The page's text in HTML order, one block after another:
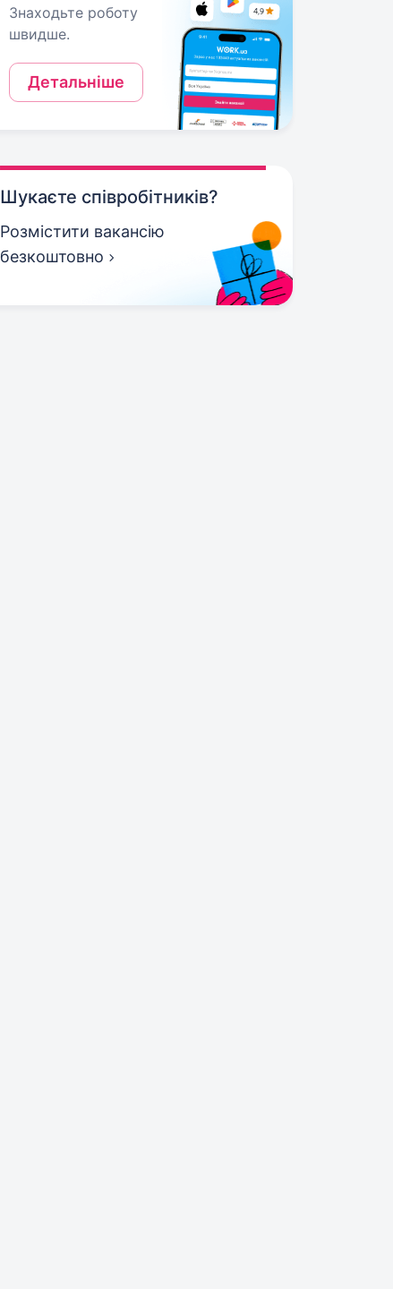
Знаходьте роботу
швидше.
Детальніше
Шукаєте співробітників?
Розмістити вакансію
безкоштовно